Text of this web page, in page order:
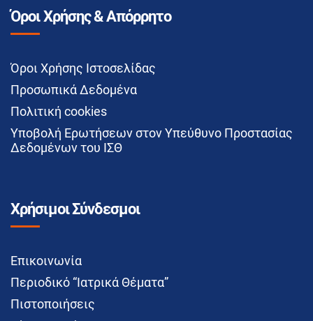
Όροι Χρήσης & Απόρρητο
Όροι Χρήσης Ιστοσελίδας
Προσωπικά Δεδομένα
Πολιτική cookies
Υποβολή Ερωτήσεων στον Υπεύθυνο Προστασίας
Δεδομένων του ΙΣΘ
Χρήσιμοι Σύνδεσμοι
Επικοινωνία
Περιοδικό “Ιατρικά Θέματα”
Πιστοποιήσεις